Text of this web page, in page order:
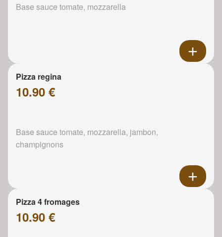
Base sauce tomate, mozzarella
Pizza regina
10.90 €
Base sauce tomate, mozzarella, jambon,
champignons
Pizza 4 fromages
10.90 €